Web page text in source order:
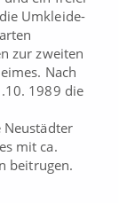
Umkleide-
zur zweiten
Nach
1989 die
Neustädter
mit ca.
beitrugen.